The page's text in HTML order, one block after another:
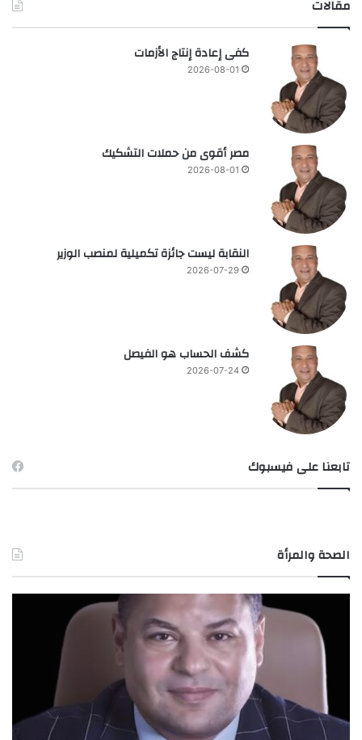
مقالات
كفى إعادة إنتاج الأزمات
2026-08-01
مصر أقوى من حملات التشكيك
2026-08-01
النقابة ليست جائزة تكميلية لمنصب الوزير
2026-07-29
كشف الحساب هو الفيصل
2026-07-24
تابعنا على فيسبوك
الصحة والمرأة